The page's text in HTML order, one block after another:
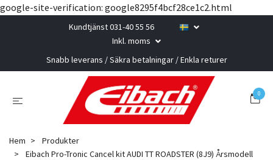
google-site-verification: google8295f4bcf28ce1c2.html
Kundtjänst 031-40 55 56
Inkl. moms
Snabb leverans / Säkra betalningar / Enkla returer
0
Hem
Produkter
Eibach Pro-Tronic Cancel kit AUDI TT ROADSTER (8J9) Årsmodell